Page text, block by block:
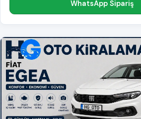
WhatsApp Sipariş